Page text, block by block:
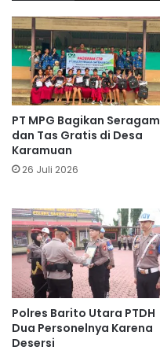
PT MPG Bagikan Seragam
dan Tas Gratis di Desa
Karamuan
26 Juli 2026
Polres Barito Utara PTDH
Dua Personelnya Karena
Desersi